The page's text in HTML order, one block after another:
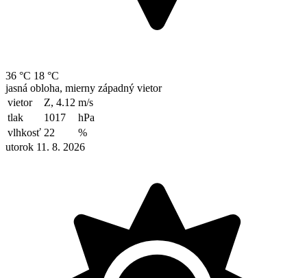
36 °C 18 °C
jasná obloha, mierny západný vietor
vietor
Z, 4.12 m/s
tlak
1017
hPa
vlhkosť 22
%
utorok 11. 8. 2026